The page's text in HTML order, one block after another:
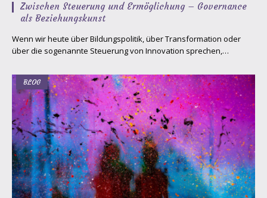
Zwischen Steuerung und Ermöglichung – Governance
als Beziehungskunst
Wenn wir heute über Bildungspolitik, über Transformation oder
über die sogenannte Steuerung von Innovation sprechen,…
BLOG